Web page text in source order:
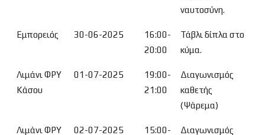
ναυτοσύνη.
Εμπορειός 30-06-2025
16:00-
20:00
Τάβλι δίπλα στο
κύμα.
Λιμάνι ΦΡΥ
Κάσου
01-07-2025
19:00-
21:00
Διαγωνισμός
καθετής
(Ψάρεμα)
Λιμάνι ΦΡΥ
02-07-2025
15:00-
Διαγωνισμός